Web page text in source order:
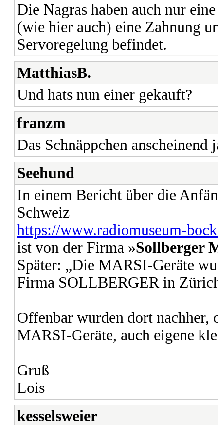
Die Nagras haben auch nur
(wie hier auch) eine Zahnung
Servoregelung befindet.
MatthiasB.
Und hats nun einer gekauft?
franzm
Das Schnäppchen
Seehund
In einem Bericht über die
Schweiz
https://www.radiomuseum-
ist von der Firma »Sollberger
Später: „Die MARSI-Geräte
Firma SOLLBERGER in
Offenbar wurden dort
MARSI-Geräte, auch eigene
Gruß
Lois
kesselsweier